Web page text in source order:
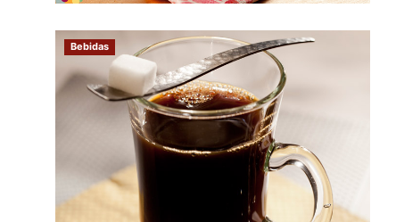
Bebidas